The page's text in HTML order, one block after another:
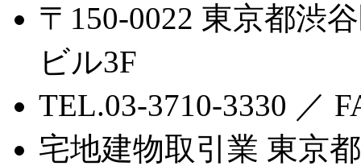
〒150-0022 東京都渋
ビル3F
TEL.03-3710-3330 ／
宅地建物取引業 東京